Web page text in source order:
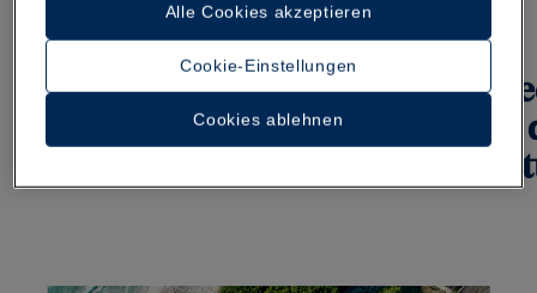
Spanien,
Montenegro:
das
Cookie-Einstellungen
Cookies ablehnen
Alle Cookies akzeptieren